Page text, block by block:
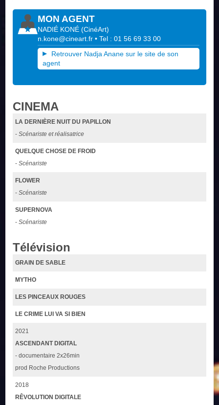
MON AGENT
NADIÉ KONÉ (CinéArt)
n.kone@cineart.fr • Tel : 01 56 69 33 00
Retrouver Nadja Anane sur le site de son
agent
CINEMA
LA DERNIÈRE NUIT DU PAPILLON
-Scénariste et réalisatrice
QUELQUE CHOSE DE FROID
-Scénariste
FLOWER
-Scénariste
SUPERNOVA
-Scénariste
Télévision
GRAIN DE SABLE
MYTHO
LES PINCEAUX ROUGES
LE CRIME LUI VA SI BIEN
2021
ASCENDANT DIGITAL
- documentaire 2x26min
prod Roche Productions
2018
RÊVOLUTION DIGITALE